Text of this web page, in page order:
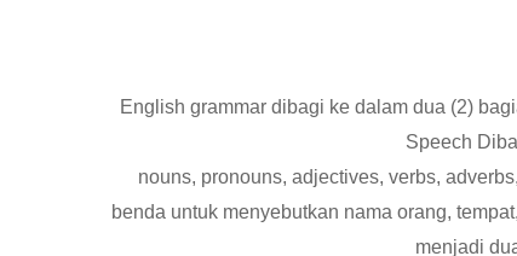
English grammar dibagi ke dalam dua (2)
Speech
nouns, pronouns, adjectives, verbs,
benda untuk menyebutkan nama orang,
menjadi